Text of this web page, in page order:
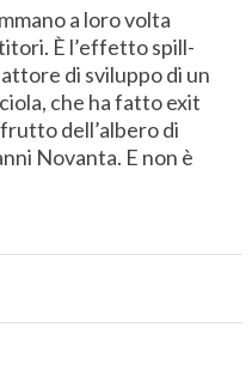
a loro volta
È l’effetto spill-
di sviluppo di un
che ha fatto exit
dell’albero di
Novanta. E non è